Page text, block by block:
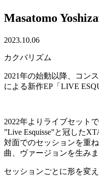
Masatomo
2023.10.06
カクバリズム
2021年の始動以降、コン
による新作EP「LIVE
2022年よりライブセット
”Live Esquisse”と冠した
対面でのセッションを重
曲、ヴァージョンを生みま
セッションごとに形を変